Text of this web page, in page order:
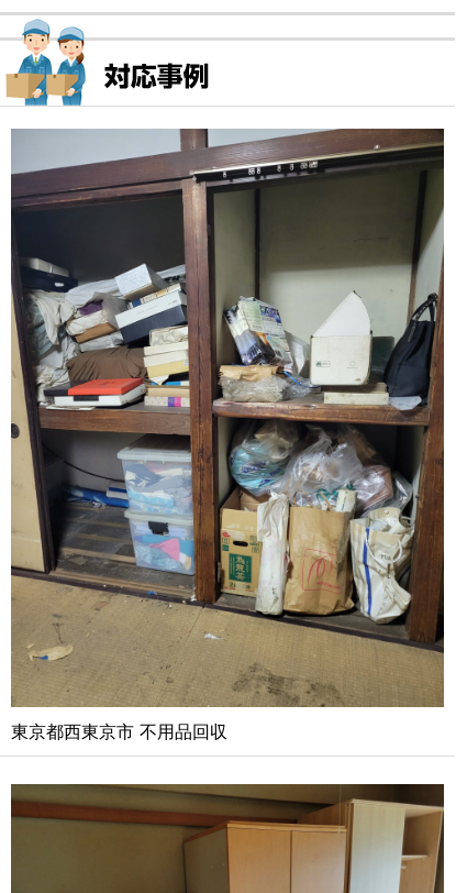
東京都西東京市 不用品回収